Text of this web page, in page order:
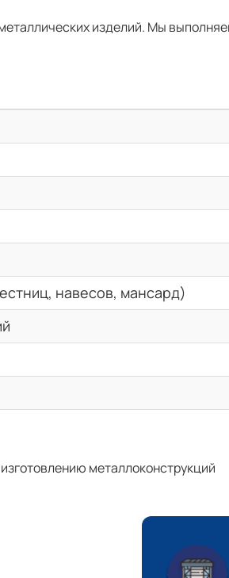
изделий. Мы
навесов, мансард)